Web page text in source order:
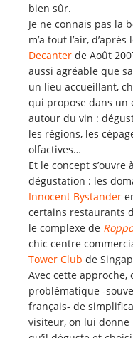
bien sûr.
Je ne connais pas la
m’a tout l’air,
Decanter de Août
aussi agréable que
un lieu accueillant,
qui propose dans un
autour du vin :
les régions, les
olfactives…
Et le concept
dégustation : les
Innocent Bystander
certains restaurants
le complexe de
chic centre
Tower Club de
Avec cette
problématique -
français- de
visiteur, on lui donne